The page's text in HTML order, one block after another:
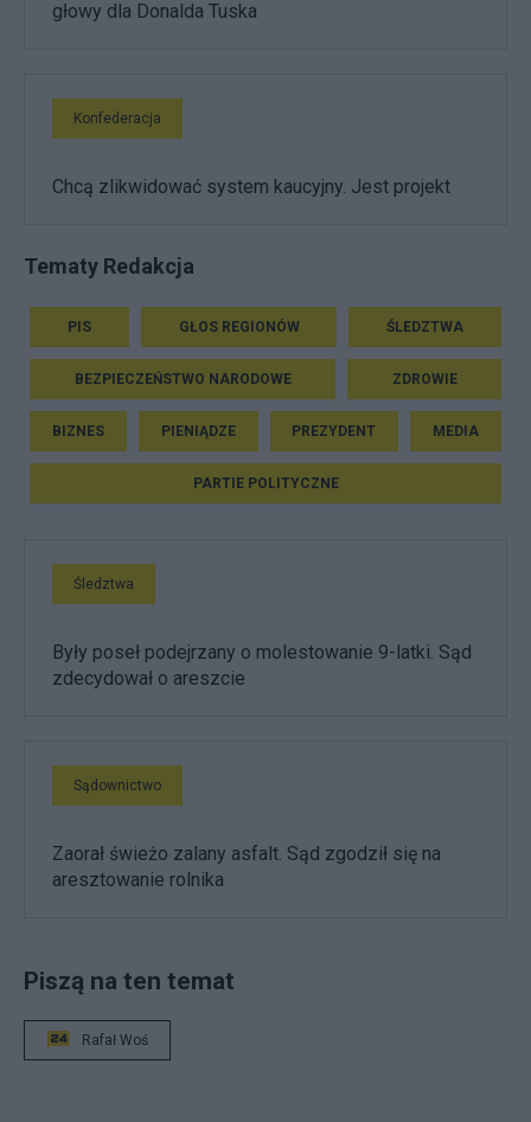
głowy dla Donalda Tuska
Konfederacja
Chcą zlikwidować system kaucyjny. Jest projekt
Tematy Redakcja
PIS GŁOS REGIONÓW ŚLEDZTWA
BEZPIECZEŃSTWO NARODOWE ZDROWIE
BIZNES PIENIĄDZE PREZYDENT MEDIA
PARTIE POLITYCZNE
Śledztwa
Były poseł podejrzany o molestowanie 9-latki. Sąd
zdecydował o areszcie
Sądownictwo
Zaorał świeżo zalany asfalt. Sąd zgodził się na
aresztowanie rolnika
Piszą na ten temat
Rafał Woś